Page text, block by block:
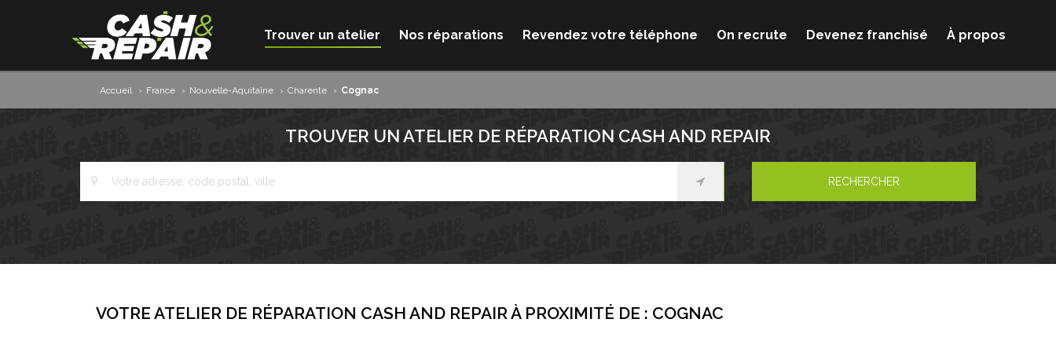
Trouver un atelier Nos réparations Revendez votre téléphone On recrute Devenez franchisé À propos
Accueil › France › Nouvelle-Aquitaine › Charente › Cognac
TROUVER UN ATELIER DE RÉPARATION CASH AND REPAIR
RECHERCHER
VOTRE ATELIER DE RÉPARATION CASH AND REPAIR À PROXIMITÉ DE : COGNAC